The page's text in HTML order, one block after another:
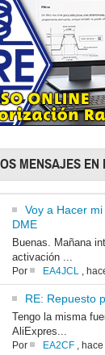
MENSAJES EN
Voy a Hacer
DME
Buenas. Mañana
activación ...
Por EA4JCL,
RE: Repuesto
Tengo la misma
AliExpres...
Por EA2CF,